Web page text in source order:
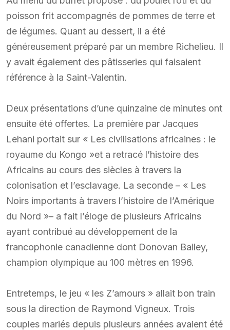
poisson frit accompagnés de pommes de terre et
de légumes. Quant au dessert, il a été
généreusement préparé par un membre Richelieu. Il
y avait également des pâtisseries qui faisaient
référence à la Saint-Valentin.
Deux présentations d’une quinzaine de minutes ont
ensuite été offertes. La première par Jacques
Lehani portait sur « Les civilisations africaines : le
royaume du Kongo »et a retracé l’histoire des
Africains au cours des siècles à travers la
colonisation et l’esclavage. La seconde – « Les
Noirs importants à travers l’histoire de l’Amérique
du Nord »– a fait l’éloge de plusieurs Africains
ayant contribué au développement de la
francophonie canadienne dont Donovan Bailey,
champion olympique au 100 mètres en 1996.
Entretemps, le jeu « les Z’amours » allait bon train
sous la direction de Raymond Vigneux. Trois
couples mariés depuis plusieurs années avaient été